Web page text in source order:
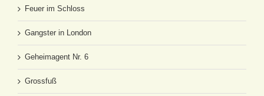
Feuer im Schloss
Gangster in London
Geheimagent Nr. 6
Grossfuß